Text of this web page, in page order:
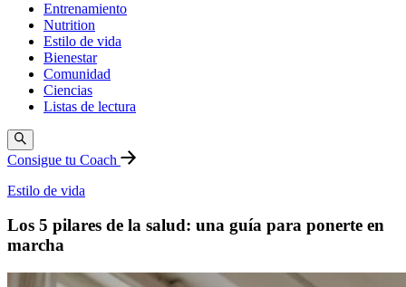
Entrenamiento
Nutrition
Estilo de vida
Bienestar
Comunidad
Ciencias
Listas de lectura
Consigue tu Coach
Estilo de vida
Los 5 pilares de la salud: una guía para ponerte en
marcha